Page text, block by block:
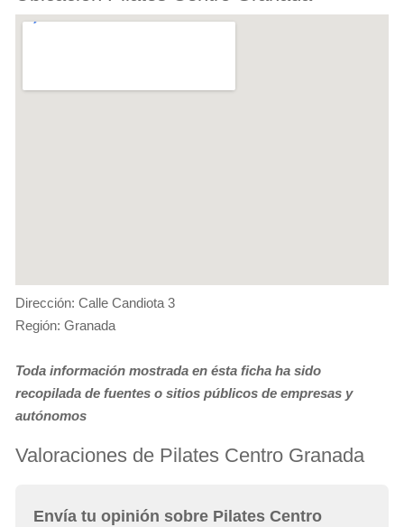
Dirección: Calle Candiota 3
Región: Granada
Toda información mostrada en ésta ficha ha sido
recopilada de fuentes o sitios públicos de empresas y
autónomos
Valoraciones de Pilates Centro Granada
Envía tu opinión sobre Pilates Centro